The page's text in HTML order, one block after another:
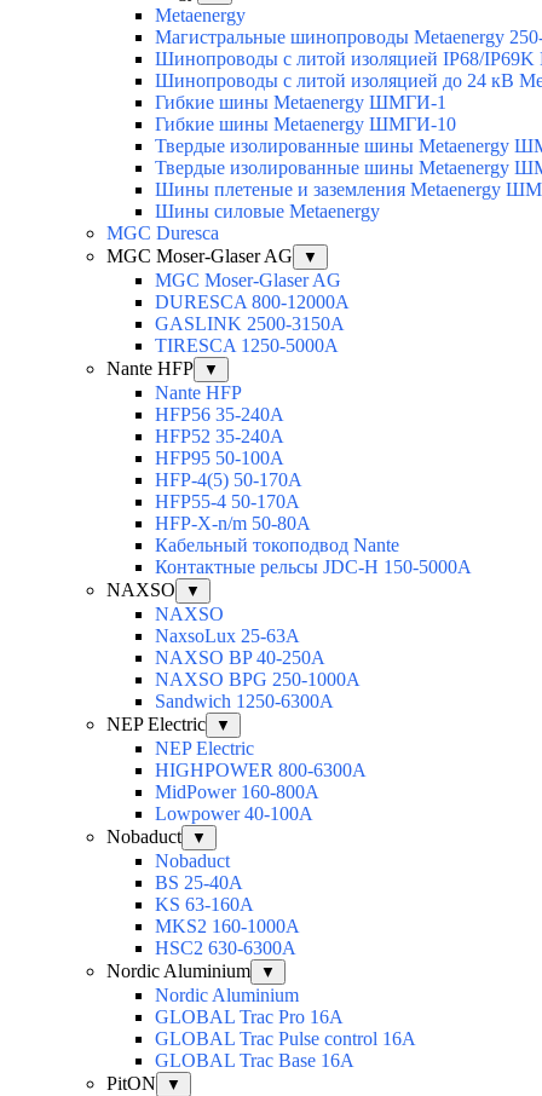
Metaenergy
Магистральные шинопроводы Metaenergy
Шинопроводы с литой изоляцией IP68/IP69K
Шинопроводы с литой изоляцией до 24 кВ
Гибкие шины Metaenergy ШМГИ-1
Гибкие шины Metaenergy ШМГИ-10
Твердые изолированные шины Metaenergy
Твердые изолированные шины Metaenergy
Шины плетеные и заземления Metaenergy
Шины силовые Metaenergy
MGC Duresca
MGC Moser-Glaser AG
▼
MGC Moser-Glaser AG
DURESCA 800-12000А
GASLINK 2500-3150А
TIRESCA 1250-5000А
Nante HFP
▼
Nante HFP
HFP56 35-240A
HFP52 35-240A
HFP95 50-100A
HFP-4(5) 50-170A
HFP55-4 50-170А
HFP-X-n/m 50-80A
Кабельный токоподвод Nante
Контактные рельсы JDC-H 150-5000A
NAXSO
▼
NAXSO
NaxsoLux 25-63A
NAXSO BP 40-250A
NAXSO BPG 250-1000A
Sandwich 1250-6300A
NEP Electric
▼
NEP Electric
HIGHPOWER 800-6300А
MidPower 160-800А
Lowpower 40-100А
Nobaduct
▼
Nobaduct
BS 25-40A
KS 63-160A
MKS2 160-1000A
HSC2 630-6300A
Nordic Aluminium
▼
Nordic Aluminium
GLOBAL Trac Pro 16А
GLOBAL Trac Pulse control 16А
GLOBAL Trac Base 16А
PitON
▼